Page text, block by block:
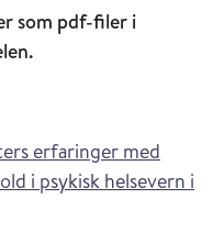
som pdf-filer i
erfaringer med
i psykisk helsevern i